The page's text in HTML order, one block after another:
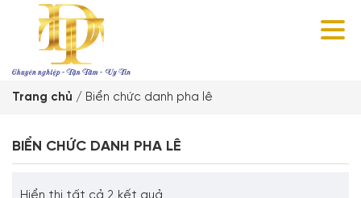
Trang chủ / Biển chức danh pha lê
BIỂN CHỨC DANH PHA LÊ